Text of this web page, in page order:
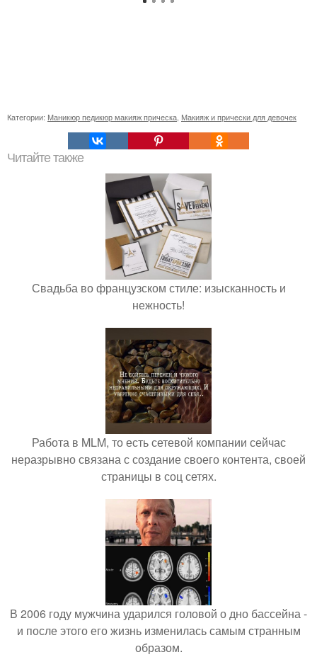
Категории: Маникюр педикюр макияж прическа Макияж и прически для девочек
Читайте также
Свадьба во французском стиле: изысканность и
нежность!
Работа в MLM, то есть сетевой компании сейчас
неразрывно связана с создание своего контента, своей
страницы в соц сетях.
В 2006 году мужчина ударился головой о дно бассейна -
и после этого его жизнь изменилась самым странным
образом.